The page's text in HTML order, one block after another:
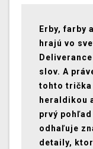
Erby, farby
hrajú vo
slov. A
tohto trička
heraldikou
prvý
odhaľuje
detaily,